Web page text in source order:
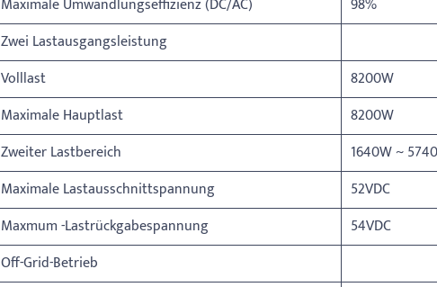
Maximale Umwandlungseffizienz (DC/AC)
98%
Zwei Lastausgangsleistung
Volllast
8200W
Maximale Hauptlast
8200W
Zweiter Lastbereich
1640W ~
Maximale Lastausschnittspannung
52VDC
Maxmum -Lastrückgabespannung
54VDC
Off-Grid-Betrieb